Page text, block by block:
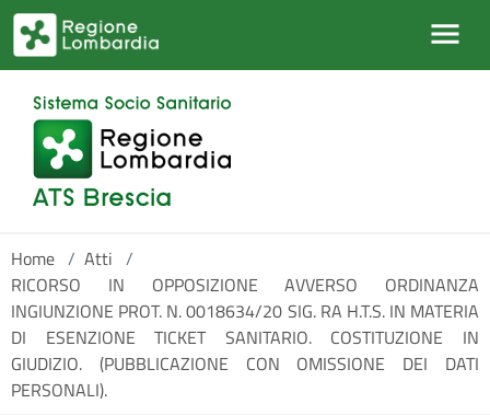
Salta al contenuto principale
Home / Atti /
RICORSO IN OPPOSIZIONE AVVERSO ORDINANZA
INGIUNZIONE PROT. N. 0018634/20 SIG. RA H.T.S. IN MATERIA
DI ESENZIONE TICKET SANITARIO. COSTITUZIONE IN
GIUDIZIO. (PUBBLICAZIONE CON OMISSIONE DEI DATI
PERSONALI).